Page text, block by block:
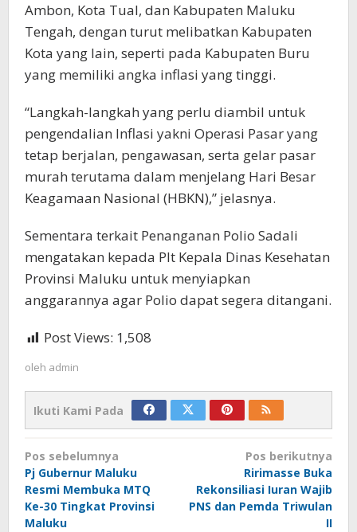
Ambon, Kota Tual, dan Kabupaten Maluku
Tengah, dengan turut melibatkan Kabupaten
Kota yang lain, seperti pada Kabupaten Buru
yang memiliki angka inflasi yang tinggi.
“Langkah-langkah yang perlu diambil untuk
pengendalian Inflasi yakni Operasi Pasar yang
tetap berjalan, pengawasan, serta gelar pasar
murah terutama dalam menjelang Hari Besar
Keagamaan Nasional (HBKN),” jelasnya.
Sementara terkait Penanganan Polio Sadali
mengatakan kepada Plt Kepala Dinas Kesehatan
Provinsi Maluku untuk menyiapkan
anggarannya agar Polio dapat segera ditangani.
Post Views: 1,508
oleh admin
Ikuti Kami Pada
Navigasi
pos
Pos sebelumnya
Pj Gubernur Maluku
Resmi Membuka MTQ
Ke-30 Tingkat Provinsi
Maluku
Pos berikutnya
Ririmasse Buka
Rekonsiliasi Iuran Wajib
PNS dan Pemda Triwulan
II